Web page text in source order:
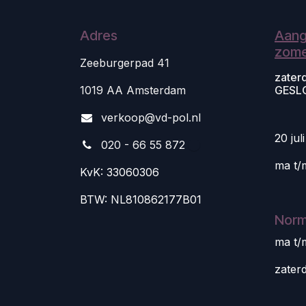
Adres
Zeeburgerpad 41
1019 AA Amsterdam
verkoop@vd-pol.nl
020 - 66 55 872
KvK: 33060306
BTW: NL810862177B01
20
ma t/
ma t/